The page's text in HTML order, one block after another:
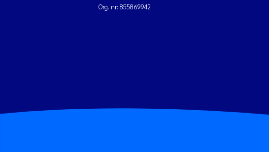
Org. nr: 855869942